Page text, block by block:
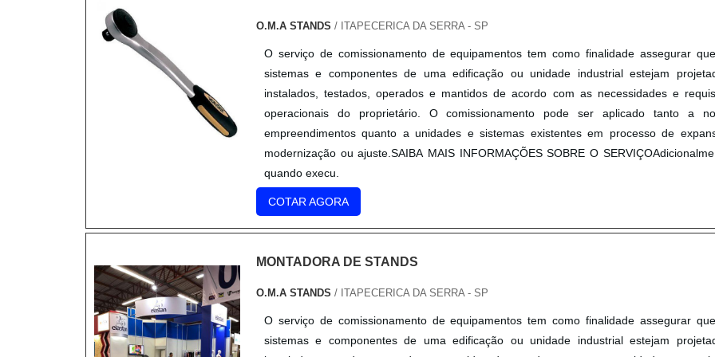
moderna, muito leve e confortável, permite uma comunicação clara, adapta
O.M.A STANDS / ITAPECERICA DA SERRA - SP
O serviço de comissionamento de equipamentos tem como finalidade assegurar
sistemas e componentes de uma edificação ou unidade industrial estejam
instalados, testados, operados e mantidos de acordo com as necessidades e
operacionais do proprietário. O comissionamento pode ser aplicado tanto a
empreendimentos quanto a unidades e sistemas existentes em processo de
modernização ou ajuste.SAIBA MAIS INFORMAÇÕES SOBRE O
quando execu.
COTAR AGORA
MONTADORA DE STANDS
O.M.A STANDS / ITAPECERICA DA SERRA - SP
O serviço de comissionamento de equipamentos tem como finalidade assegurar
sistemas e componentes de uma edificação ou unidade industrial estejam